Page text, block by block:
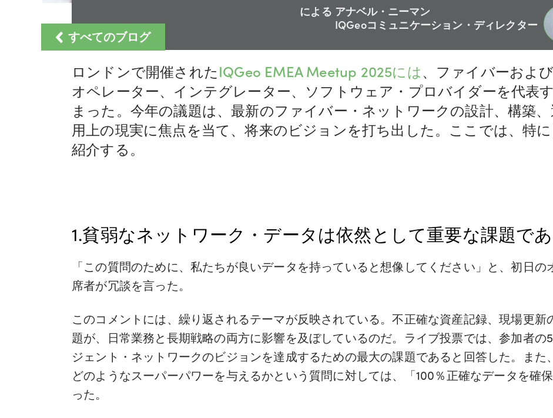
すべてのブログ
による アナベル・ニーマン
IQGeoコミュニケーション・ディレクター
ロンドンで開催されたIQGeo EMEA Meetup 2025には、ファイバーおよ
オペレーター、インテグレーター、ソフトウェア・プロバイダーを代表
まった。今年の議題は、最新のファイバー・ネットワークの設計、構築
用上の現実に焦点を当て、将来のビジョンを打ち出した。ここでは、特
紹介する。
1.貧弱なネットワーク・データは依然として重要な課題で
「この質問のために、私たちが良いデータを持っていると想像してください」と、初日
席者が冗談を言った。
このコメントには、繰り返されるテーマが反映されている。不正確な資産記録、現場更
題が、日常業務と長期戦略の両方に影響を及ぼしているのだ。ライブ投票では、参加者の
ジェント・ネットワークのビジョンを達成するための最大の課題であると回答した。ま
どのようなスーパーパワーを与えるかという質問に対しては、「100％正確なデータを確
った。